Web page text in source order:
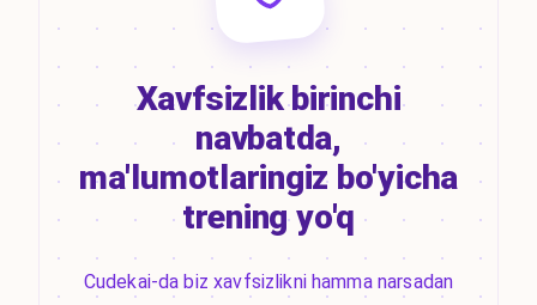
Xavfsizlik birinchi
navbatda,
ma'lumotlaringiz bo'yicha
trening yo'q
Cudekai-da biz xavfsizlikni hamma narsadan